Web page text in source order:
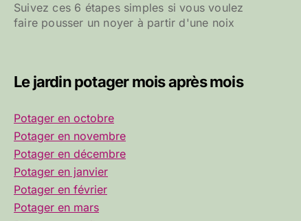
Suivez ces 6 étapes simples si vous voulez
faire pousser un noyer à partir d'une noix
Le jardin potager mois après mois
Potager en octobre
Potager en novembre
Potager en décembre
Potager en janvier
Potager en février
Potager en mars